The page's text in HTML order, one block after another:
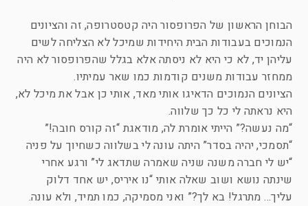
הבוחן הראשון של הפרופסור היה קטסטרופה, זה והציונים
הנמוכים בעבודות הבית היחידות שמיכל לא הצליחה לשים
עליהן יד, לא כי היא לא ניסתה אלא בגלל שהפרופסור לא היה
ממחזר עבודות משנים קודמות כמו שאר עמיתיו.
הציונים הנמוכים הדאיגו אותי מאד, אותי כן אבל את מיכל לא,
היא נראתה לי כל כך שלווה.
“מה נעשה?” הייתי אומרת לה, מודאגת “זה קורס חובה!”
“תסמכי, יהיה בסדר” היתה עונה לי בשלווה כשחיוך על פניה
“יש לי חברה משנה שניה שאמרה שתדאג לי” ורגע אחרי
שינתה נושא ושוב שאלה אותי “נו איריס, יש אחד דלוק
עליך… מתרגל! בא לך?” ואני מסמיקה, כמו תמיד, ולא עונה.